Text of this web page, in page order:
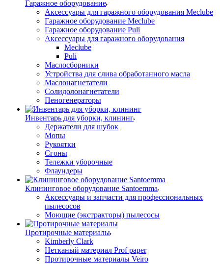
Гаражное оборудование
Аксессуары для гаражного оборудования Meclube
Гаражное оборудование Meclube
Гаражное оборудование Puli
Аксессуары для гаражного оборудования
Meclube
Puli
Маслосборники
Устройства для слива обработанного масла
Маслонагнетатели
Солидолонагнетатели
Пеногенераторы
Инвентарь для уборки, клининг
Держатели для шубок
Мопы
Рукоятки
Сгоны
Тележки уборочные
Флаундеры
Клининговое оборудование Santoemma
Аксессуары и запчасти для профессиональных
пылесосов
Моющие (экстракторы) пылесосы
Протирочные материалы
Kimberly Clark
Нетканый материал Prof paper
Протирочные материалы Veiro